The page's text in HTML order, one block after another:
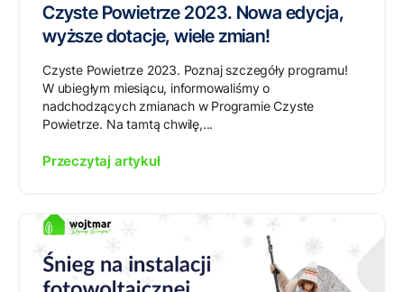
Czyste Powietrze 2023. Nowa edycja,
wyższe dotacje, wiele zmian!
Czyste Powietrze 2023. Poznaj szczegóły programu!
W ubiegłym miesiącu, informowaliśmy o
nadchodzących zmianach w Programie Czyste
Powietrze. Na tamtą chwilę,...
Przeczytaj artykuł